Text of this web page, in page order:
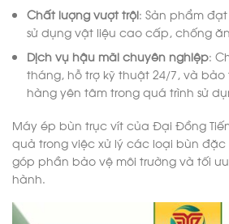
Chất lượng vượt trội: Sản phẩm
sử dụng vật liệu cao cấp, chống
Dịch vụ hậu mãi chuyên nghiệp:
tháng, hỗ trợ kỹ thuật 24/7, và bảo
hàng yên tâm trong quá trình sử
Máy ép bùn trục vít của Đại Đồng
quả trong việc xử lý các loại bùn
góp phần bảo vệ môi trường và tối
hành.